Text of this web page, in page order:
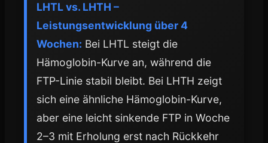
LHTL vs. LHTH –
Leistungsentwicklung über 4
Wochen: Bei LHTL steigt die
Hämoglobin-Kurve an, während die
FTP-Linie stabil bleibt. Bei LHTH zeigt
sich eine ähnliche Hämoglobin-Kurve,
aber eine leicht sinkende FTP in Woche
2–3 mit Erholung erst nach Rückkehr